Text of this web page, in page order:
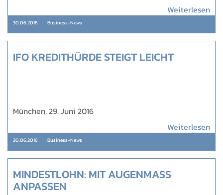
Weiterlesen
30.06.2016 Business-News
IFO KREDITHÜRDE STEIGT LEICHT
München, 29. Juni 2016
Weiterlesen
30.06.2016 Business-News
MINDESTLOHN: MIT AUGENMASS A
NPASSEN